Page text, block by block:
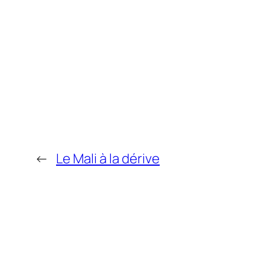
← Le Mali à la dérive